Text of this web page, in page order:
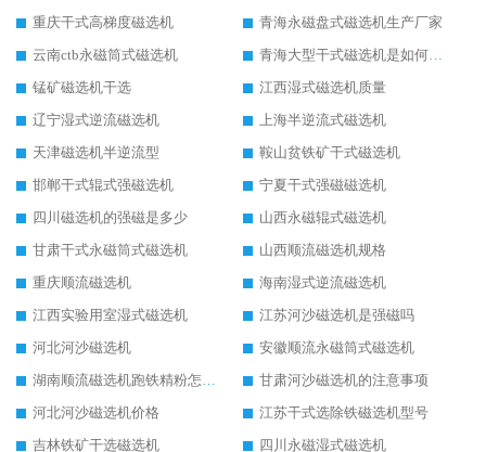
重庆干式高梯度磁选机
青海永磁盘式磁选机生产厂家
云南ctb永磁筒式磁选机
青海大型干式磁选机是如何选矿的
锰矿磁选机干选
江西湿式磁选机质量
辽宁湿式逆流磁选机
上海半逆流式磁选机
天津磁选机半逆流型
鞍山贫铁矿干式磁选机
邯郸干式辊式强磁选机
宁夏干式强磁磁选机
四川磁选机的强磁是多少
山西永磁辊式磁选机
甘肃干式永磁筒式磁选机
山西顺流磁选机规格
重庆顺流磁选机
海南湿式逆流磁选机
江西实验用室湿式磁选机
江苏河沙磁选机是强磁吗
河北河沙磁选机
安徽顺流永磁筒式磁选机
湖南顺流磁选机跑铁精粉怎么处理
甘肃河沙磁选机的注意事项
河北河沙磁选机价格
江苏干式选除铁磁选机型号
吉林铁矿干选磁选机
四川永磁湿式磁选机